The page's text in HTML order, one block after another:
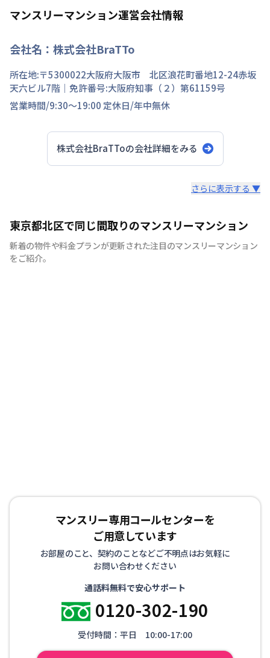
マンスリーマンション運営会社情報
会社名： 株式会社BraTTo
所在地:〒5300022大阪府大阪市 北区浪花町番地12-24赤坂
天六ビル7階 ｜免許番号:大阪府知事（２）第61159号
営業時間/9:30～19:00 定休日/年中無休
株式会社BraTToの会社詳細をみる
全国の主要都市を中心に、即日から利用可能なウィークリ
ーマンションやマンスリーマンションを紹介しておりま
す。大学受験、単身赴任など様々な用途でお使い いただ
ける『BraTTo×weekly＆monthly』をぜひご利用くださ
さらに表示する ▼
東京都北区で同じ間取りのマンスリーマンション
新着の物件や料金プランが更新された注目のマンスリーマンション
をご紹介。
マンスリー専用コールセンターを
ご用意しています
お部屋のこと、契約のことなどご不明点はお気軽に
お問い合わせください
通話料無料で安心サポート
0120-302-190
受付時間：平日 10:00-17:00